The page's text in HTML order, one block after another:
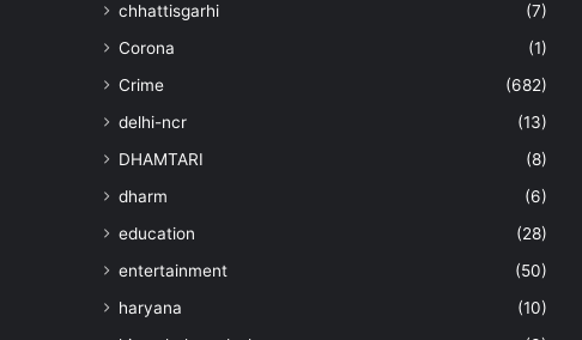
chhattisgarhi
(7)
Corona
(1)
Crime
(682)
delhi-ncr
(13)
DHAMTARI
(8)
dharm
(6)
education
(28)
entertainment
(50)
haryana
(10)